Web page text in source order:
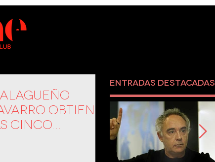
obtiene
cinco
Entradas destacadas